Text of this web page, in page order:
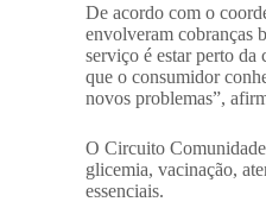
De acordo com o
envolveram cobranças
serviço é estar perto
que o consumidor
novos problemas”,
O Circuito
glicemia, vacinação,
essenciais.